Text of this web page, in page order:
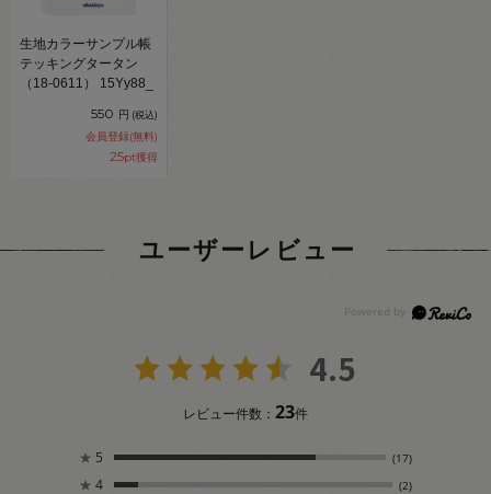
生地カラーサンプル帳
テッキングタータン
（18-0611） 15Yy88_
550 円 (税込)
会員登録(無料)
25pt獲得
ユーザーレビュー
4.5
レビュー件数： 23件
★ 5 (17)
★ 4 (2)